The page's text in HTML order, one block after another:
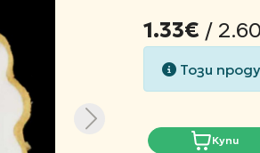
1.33€ /
Този
Купи